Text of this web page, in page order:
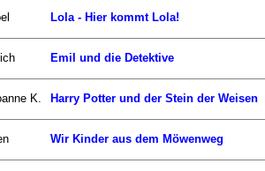
Lola - Hier kommt Lola!
Emil und die Detektive
K. Harry Potter und der Stein der Weisen
Wir Kinder aus dem Möwenweg